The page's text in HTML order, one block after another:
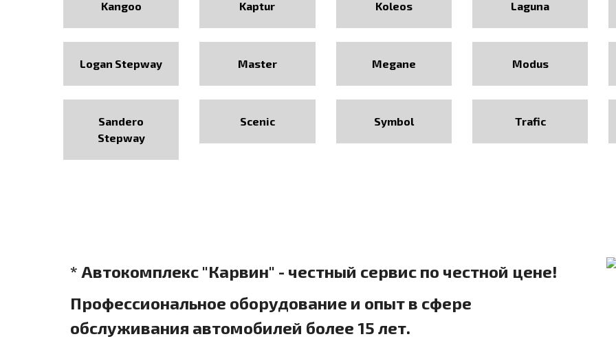
Kangoo Kaptur Koleos Laguna
Logan Stepway Master Megane Modus
Sandero
Stepway
Scenic Symbol Trafic
* Автокомплекс "Карвин" - честный сервис по честной цене!
Профессиональное оборудование и опыт в сфере
обслуживания автомобилей более 15 лет.